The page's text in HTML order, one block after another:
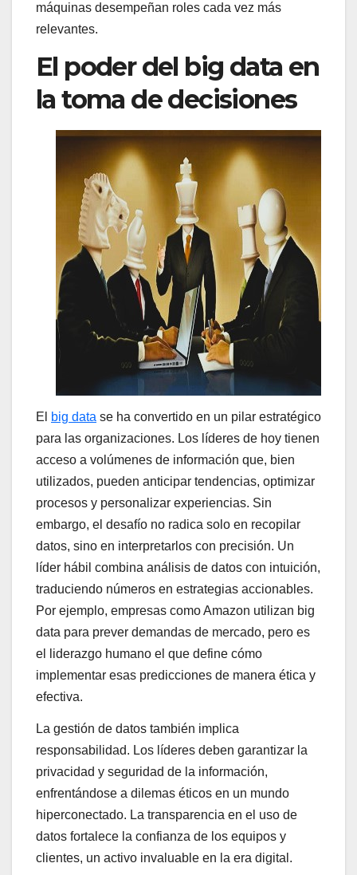
máquinas desempeñan roles cada vez más
relevantes.
El poder del big data en
la toma de decisiones
El big data se ha convertido en un pilar estratégico
para las organizaciones. Los líderes de hoy tienen
acceso a volúmenes de información que, bien
utilizados, pueden anticipar tendencias, optimizar
procesos y personalizar experiencias. Sin
embargo, el desafío no radica solo en recopilar
datos, sino en interpretarlos con precisión. Un
líder hábil combina análisis de datos con intuición,
traduciendo números en estrategias accionables.
Por ejemplo, empresas como Amazon utilizan big
data para prever demandas de mercado, pero es
el liderazgo humano el que define cómo
implementar esas predicciones de manera ética y
efectiva.
La gestión de datos también implica
responsabilidad. Los líderes deben garantizar la
privacidad y seguridad de la información,
enfrentándose a dilemas éticos en un mundo
hiperconectado. La transparencia en el uso de
datos fortalece la confianza de los equipos y
clientes, un activo invaluable en la era digital.